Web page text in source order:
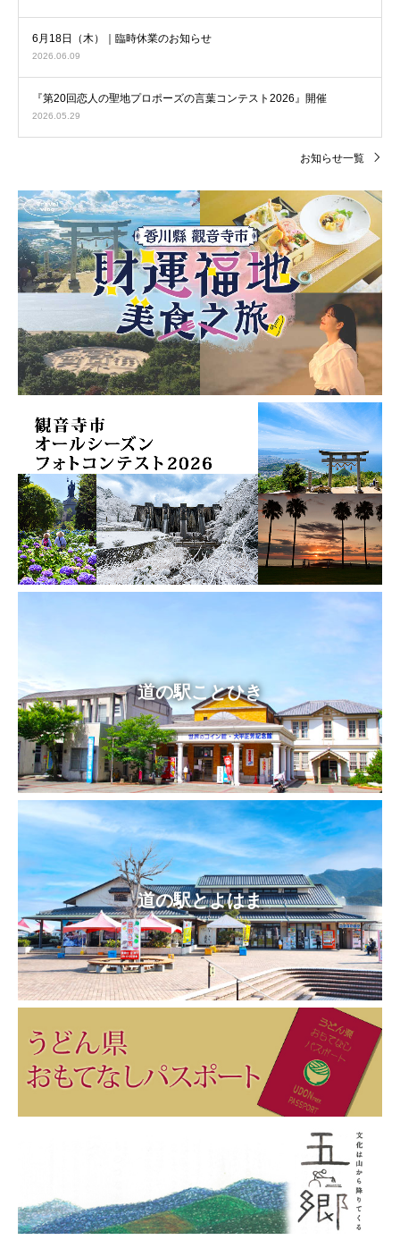
6月18日（木）｜臨時休業のお知らせ
2026.06.09
『第20回恋人の聖地プロポーズの言葉コンテスト2026』開催
2026.05.29
お知らせ一覧
道の駅ことひき
道の駅とよはま